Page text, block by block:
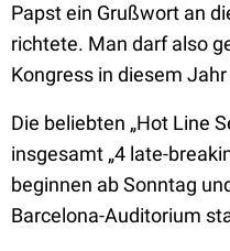
Papst ein Grußwort an
richtete. Man darf also
Kongress in diesem
Die beliebten „Hot Line
insgesamt „4 late-
beginnen ab Sonntag
Barcelona-Auditorium